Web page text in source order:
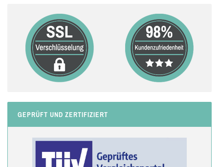
GEPRÜFT UND ZERTIFIZIERT